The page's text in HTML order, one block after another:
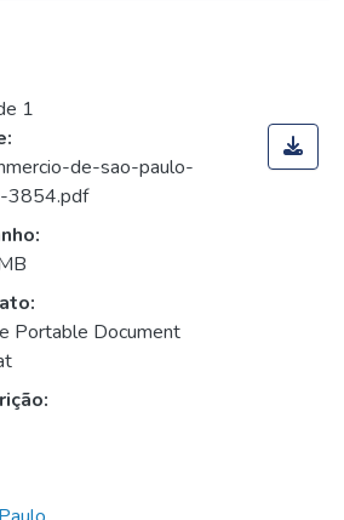
1
de-sao-paulo-
3854.pdf
Portable Document